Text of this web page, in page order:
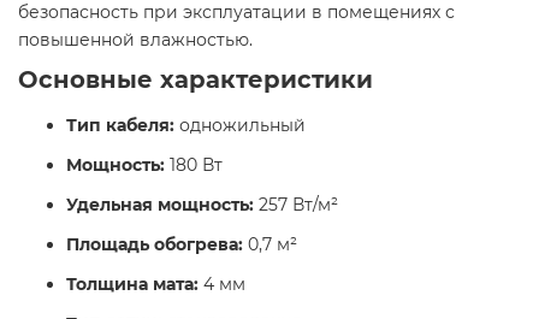
безопасность при эксплуатации в помещениях с
повышенной влажностью.
Основные характеристики
Тип кабеля: одножильный
Мощность: 180 Вт
Удельная мощность: 257 Вт/м²
Площадь обогрева: 0,7 м²
Толщина мата: 4 мм